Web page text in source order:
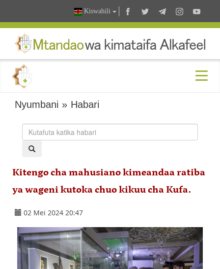
Kiswahili
Nyumbani » Habari
Kitengo cha mahusiano kimeandaa ratiba
ya wageni kutoka chuo kikuu cha Kufa.
02 Mei 2024 20:47